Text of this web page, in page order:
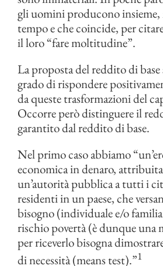
gli uomini producono insieme,
tempo e che coincide, per
il loro “fare moltitudine”.
La proposta del reddito di base
grado di rispondere
da queste trasformazioni del
Occorre però distinguere il
garantito dal reddito di base.
Nel primo caso abbiamo
economica in denaro,
un’autorità pubblica a tutti i
residenti in un paese, che
bisogno (individuale e/o
rischio povertà (è dunque una
per riceverlo bisogna
di necessità (means test).”1